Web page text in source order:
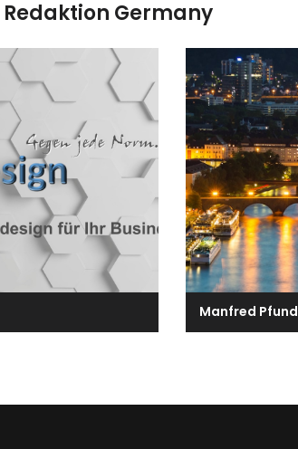
Redaktion Germany
Manfred Pfund